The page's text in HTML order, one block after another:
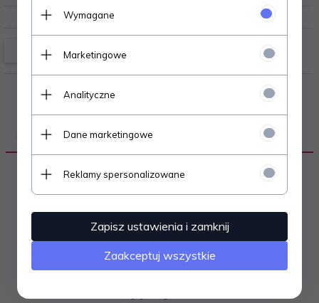
OPIS PRODUKTU
Ilość stron:: 130
Okładka:: miękka
Wymagane
Marketingowe
Analityczne
Dane marketingowe
Reklamy spersonalizowane
Zapisz ustawienia i zamknij
Zaakceptuj wszystkie